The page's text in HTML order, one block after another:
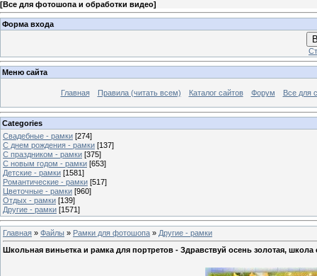
[Все для фотошопа и обработки видео]
Форма входа
Меню сайта
Главная Правила (читать всем) Каталог сайтов Форум Все для
Categories
Свадебные - рамки [274]
С днем рождения - рамки [137]
С праздником - рамки [375]
С новым годом - рамки [653]
Детские - рамки [1581]
Романтические - рамки [517]
Цветочные - рамки [960]
Отдых - рамки [139]
Другие - рамки [1571]
Главная » Файлы » Рамки для фотошопа » Другие - рамки
Школьная виньетка и рамка для портретов - Здравствуй осень золотая, школа